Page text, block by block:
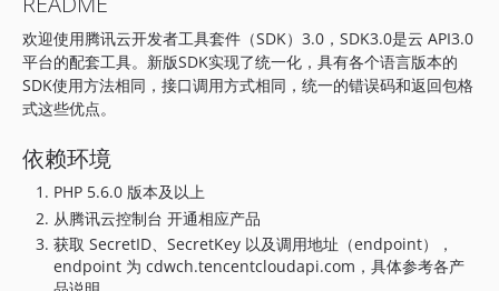
3.0.1505
3.0.1502
3.0.1498
3.0.1497
3.0.1426
3.0.1425
3.0.1421
3.0.1420
3.0.1414
欢迎使用腾讯云开发者工具套件（SDK）3.0，SDK3.0是云 API3.0
平台的配套工具。新版SDK实现了统一化，具有各个语言版本的
SDK使用方法相同，接口调用方式相同，统一的错误码和返回包格
式这些优点。
依赖环境
PHP 5.6.0 版本及以上
从腾讯云控制台 开通相应产品
获取 SecretID、SecretKey 以及调用地址（endpoint），
endpoint 为 cdwch.tencentcloudapi.com，具体参考各产